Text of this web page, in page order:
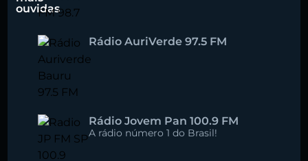
ouvidas
Rádio AuriVerde 97.5 FM
Rádio Jovem Pan 100.9 FM
A rádio número 1 do Brasil!